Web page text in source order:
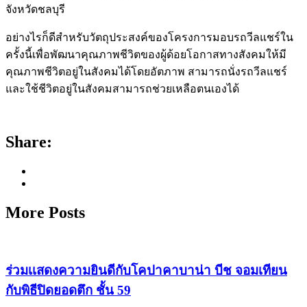
จังหวัดชลบุรี
อย่างไรก็ดีสำหรับวัตถุประสงค์ของโครงการมอบรถวีลแชร์ใน
ครั้งนี้เพื่อพัฒนาคุณภาพชีวิตของผู้ด้อยโอกาสทางสังคมให้มี
คุณภาพชีวิตอยู่ในสังคมได้โดยอัตภาพ สามารถนั่งรถวีลแชร์
และใช้ชีวิตอยู่ในสังคมสามารถช่วยเหลือตนเองได้
Share:
More Posts
ร่วมเเสดงความยินดีกับโคปาคาบาน่า บีช จอมเทียน
กับพิธีปิดยอดตึก ชั้น 59